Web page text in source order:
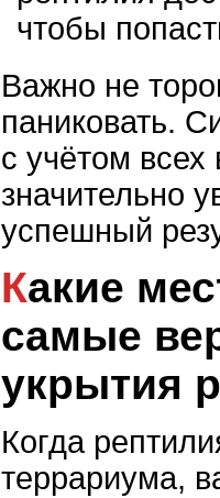
чтобы
Важно не
паниковать.
с учётом
значительно
успешный
Какие места в квартире
самые
укрытия
Когда
террариума,